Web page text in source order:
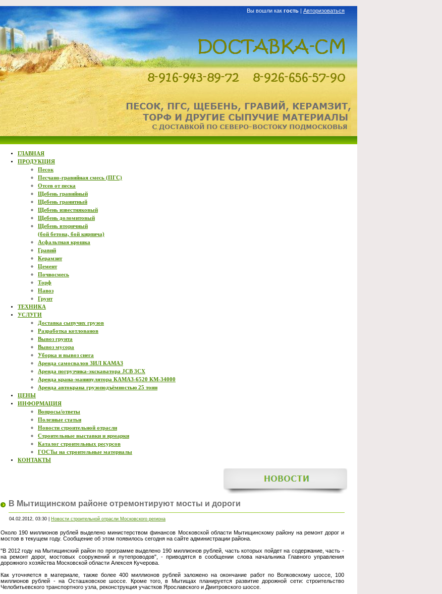
Вы вошли как гость | Авторизоваться
ГЛАВНАЯ
ПРОДУКЦИЯ
Песок
Песчано-гравийная смесь (ПГС)
Отсев от песка
Щебень гравийный
Щебень гранитный
Щебень известняковый
Щебень доломитовый
Щебень вторичный
(бой бетона, бой кирпича)
Асфальтная крошка
Гравий
Керамзит
Цемент
Почвосмесь
Торф
Навоз
Грунт
ТЕХНИКА
УСЛУГИ
Доставка сыпучих грузов
Разработка котлованов
Вывоз грунта
Вывоз мусора
Уборка и вывоз снега
Аренда самосвалов ЗИЛ КАМАЗ
Аренда погрузчика-экскаватора JCB 3CX
Аренда крана-манипулятора КАМАЗ-6520 КМ-34000
Аренда автокрана грузоподъёмностью 25 тонн
ЦЕНЫ
ИНФОРМАЦИЯ
Вопросы/ответы
Полезные статьи
Новости строительной отрасли
Строительные выставки и ярмарки
Каталог строительных ресурсов
ГОСТы на строительные материалы
КОНТАКТЫ
В Мытищинском районе отремонтируют мосты и дороги
04.02.2012, 03:30 | Новости строительной отрасли Московского региона
Около 190 миллионов рублей выделено министерством финансов Московской области Мытищинскому району на ремонт дорог и
мостов в текущем году. Сообщение об этом появилось сегодня на сайте администрации района.
"В 2012 году на Мытищинский район по программе выделено 190 миллионов рублей, часть которых пойдет на содержание, часть -
на ремонт дорог, мостовых сооружений и путепроводов", - приводятся в сообщении слова начальника Главного управления
дорожного хозяйства Московской области Алексея Кучерова.
Как уточняется в материале, также более 400 миллионов рублей заложено на окончание работ по Волковскому шоссе, 100
миллионов рублей - на Осташковское шоссе. Кроме того, в Мытищах планируется развитие дорожной сети: строительство
Челобитьевского транспортного узла, реконструкция участков Ярославского и Дмитровского шоссе.